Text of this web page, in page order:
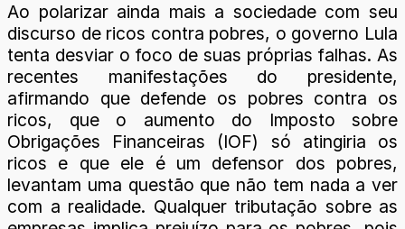
Ao polarizar ainda mais a sociedade com seu
discurso de ricos contra pobres, o governo Lula
tenta desviar o foco de suas próprias falhas. As
recentes manifestações do presidente,
afirmando que defende os pobres contra os
ricos, que o aumento do Imposto sobre
Obrigações Financeiras (IOF) só atingiria os
ricos e que ele é um defensor dos pobres,
levantam uma questão que não tem nada a ver
com a realidade. Qualquer tributação sobre as